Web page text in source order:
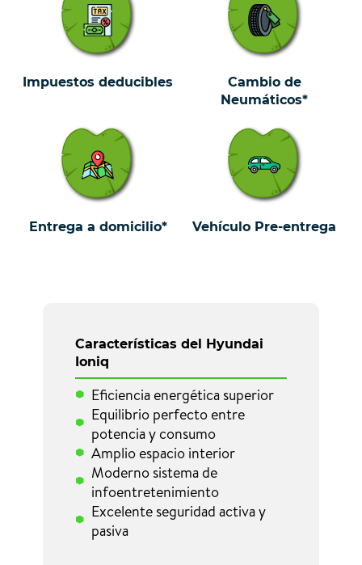
Impuestos deducibles
Cambio de
Neumáticos*
Entrega a domicilio* Vehículo Pre-entrega
Características del Hyundai
Ioniq
Eficiencia energética superior
Equilibrio perfecto entre
potencia y consumo
Amplio espacio interior
Moderno sistema de
infoentretenimiento
Excelente seguridad activa y
pasiva